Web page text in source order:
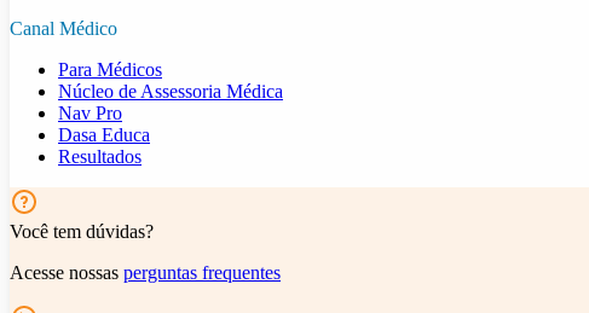
Canal Médico
Para Médicos
Núcleo de Assessoria Médica
Nav Pro
Dasa Educa
Resultados
Você tem dúvidas?
Acesse nossas perguntas frequentes